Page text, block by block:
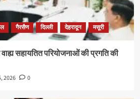
गैरसैण दिल्ली देहरादून मसूरी
सहायतित परियोजनाओं की प्रगति की
2026 0